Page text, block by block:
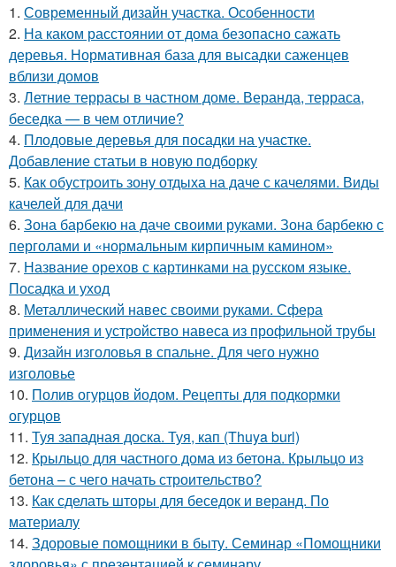
1. Современный дизайн участка. Особенности
2. На каком расстоянии от дома безопасно сажать
деревья. Нормативная база для высадки саженцев
вблизи домов
3. Летние террасы в частном доме. Веранда, терраса,
беседка — в чем отличие?
4. Плодовые деревья для посадки на участке.
Добавление статьи в новую подборку
5. Как обустроить зону отдыха на даче с качелями. Виды
качелей для дачи
6. Зона барбекю на даче своими руками. Зона барбекю с
перголами и «нормальным кирпичным камином»
7. Название орехов с картинками на русском языке.
Посадка и уход
8. Металлический навес своими руками. Сфера
применения и устройство навеса из профильной трубы
9. Дизайн изголовья в спальне. Для чего нужно
изголовье
10. Полив огурцов йодом. Рецепты для подкормки
огурцов
11. Туя западная доска. Туя, кап (Thuya burl)
12. Крыльцо для частного дома из бетона. Крыльцо из
бетона – с чего начать строительство?
13. Как сделать шторы для беседок и веранд. По
материалу
14. Здоровые помощники в быту. Семинар «Помощники